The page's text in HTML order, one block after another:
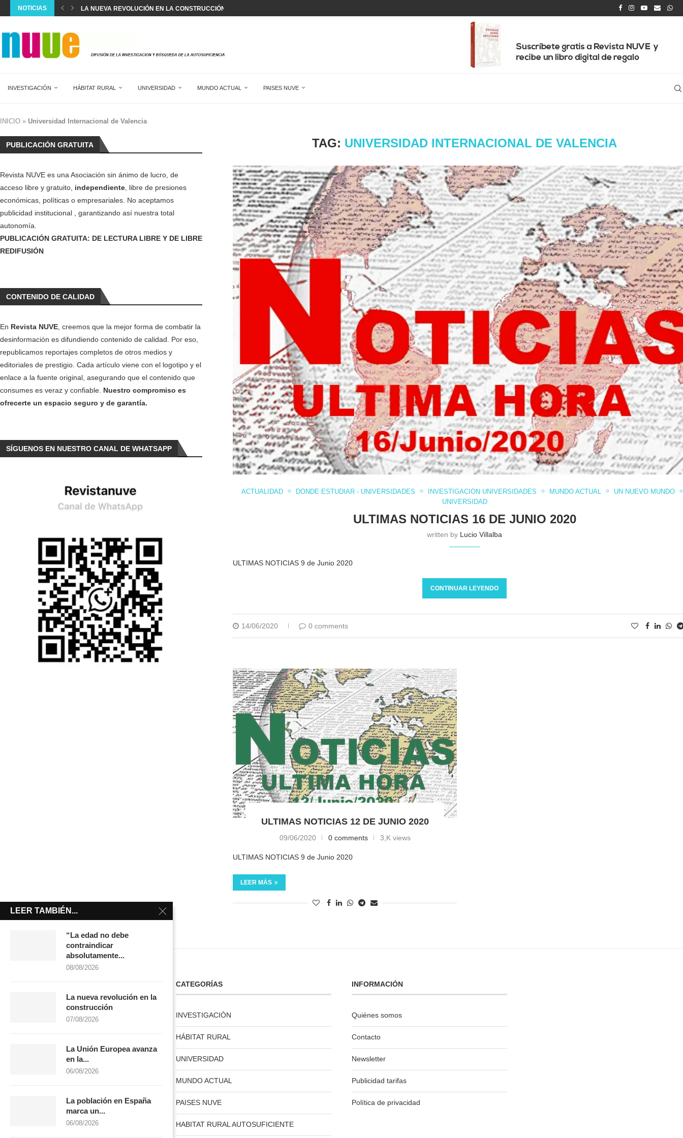
NOTICIAS LA NUEVA REVOLUCIÓN EN LA CONSTRUCCIÓN
INVESTIGACIÓN HÁBITAT RURAL UNIVERSIDAD MUNDO ACTUAL PAISES NUVE
INICIO » Universidad Internacional de Valencia
TAG: UNIVERSIDAD INTERNACIONAL DE VALENCIA
ACTUALIDAD DÓNDE ESTUDIAR - UNIVERSIDADES INVESTIGACIÓN UNIVERSIDADES MUNDO ACTUAL
UN NUEVO MUNDO
UNIVERSIDAD
ULTIMAS NOTICIAS 16 DE JUNIO 2020
written by Lucio Villalba
ULTIMAS NOTICIAS 9 de Junio 2020
CONTINUAR LEYENDO
14/06/2020 0 comments
ULTIMAS NOTICIAS 12 DE JUNIO 2020
09/06/2020 0 comments 3,K views
ULTIMAS NOTICIAS 9 de Junio 2020
LEER MÁS
PUBLICACIÓN GRATUITA
Revista NUVE es una Asociación sin ánimo de lucro, de
acceso libre y gratuito, independiente , libre de presiones
económicas, políticas o empresariales. No aceptamos
publicidad institucional , garantizando así nuestra total
autonomía.
PUBLICACIÓN GRATUITA: DE LECTURA LIBRE Y DE LIBRE
REDIFUSIÓN
CONTENIDO DE CALIDAD
En Revista NUVE , creemos que la mejor forma de combatir la
desinformación es difundiendo contenido de calidad. Por eso,
republicamos reportajes completos de otros medios y
editoriales de prestigio. Cada artículo viene con el logotipo y el
enlace a la fuente original, asegurando que el contenido que
consumes es veraz y confiable. Nuestro compromiso es
ofrecerte un espacio seguro y de garantía.
SÍGUENOS EN NUESTRO CANAL DE WHATSAPP
licencia creative commons
CATEGORÍAS
INVESTIGACIÓN
HÁBITAT RURAL
UNIVERSIDAD
MUNDO ACTUAL
PAISES NUVE
HABITAT RURAL AUTOSUFICIENTE
INFORMACIÓN
Quiénes somos
Contacto
Newsletter
Publicidad tarifas
Política de privacidad
LEER TAMBIÉN...
“La edad no debe
contraindicar
absolutamente...
08/08/2026
La nueva revolución en la
construcción
07/08/2026
La Unión Europea avanza
en la...
06/08/2026
La población en España
marca un...
06/08/2026